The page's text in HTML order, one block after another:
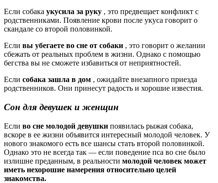
Если собака укусила за руку , это предвещает конфликт с
родственниками. Появление крови после укуса говорит о
скандале со второй половинкой.
Если вы убегаете во сне от собаки , это говорит о желании
сбежать от реальных проблем в жизни. Однако с помощью
бегства вы не сможете избавиться от неприятностей.
Если собака зашла в дом , ожидайте внезапного приезда
родственников. Они принесут радость и хорошие известия.
Сон для девушек и женщин
Если во сне молодой девушки появилась рыжая собака,
вскоре в ее жизни объявится интересный молодой человек. У
нового знакомого есть все шансы стать второй половинкой.
Однако это не всегда так — если поведение пса во сне было
излишне преданным, в реальности молодой человек может
иметь нехорошие намерения относительно целей
знакомства.